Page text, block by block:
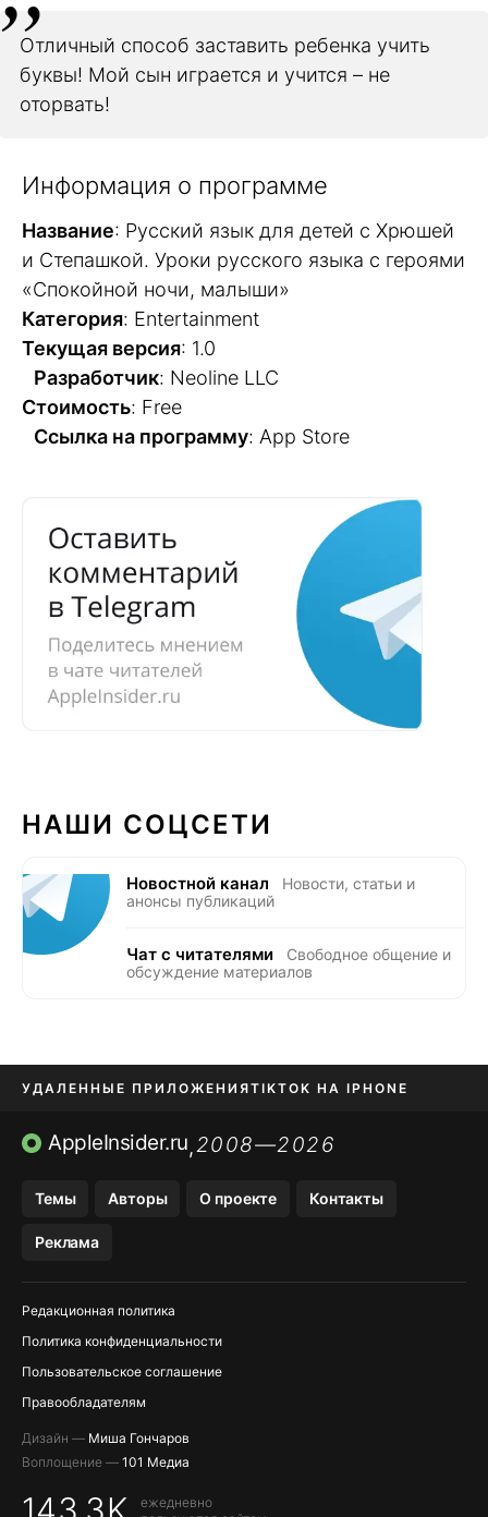
Отличный способ заставить ребенка учить
буквы! Мой сын играется и учится – не
оторвать!
Информация о программе
Название: Русский язык для детей с Хрюшей
и Степашкой. Уроки русского языка с героями
«Спокойной ночи, малыши»
Категория: Entertainment
Текущая версия: 1.0
Разработчик: Neoline LLC
Стоимость: Free
Cсылка на программу: App Store
НАШИ СОЦСЕТИ
Новостной канал
Новости, статьи и
анонсы публикаций
Чат с читателями
Свободное общение и
обсуждение материалов
УДАЛЕННЫЕ ПРИЛОЖЕНИЯTIKTOK НА IPHONE
ПРИЛОЖЕНИЯ БЕЗ APP STORE
AppleInsider.ru,2008—2026
Темы Авторы О проекте Контакты
Реклама
Редакционная политика
Политика конфиденциальности
Пользовательское соглашение
Правообладателям
Дизайн — Миша Гончаров
Воплощение — 101 Медиа
ежедневно